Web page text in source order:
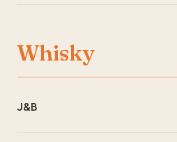
Whisky
J&B